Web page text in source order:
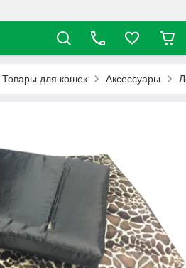
Товары для кошек Аксессуары